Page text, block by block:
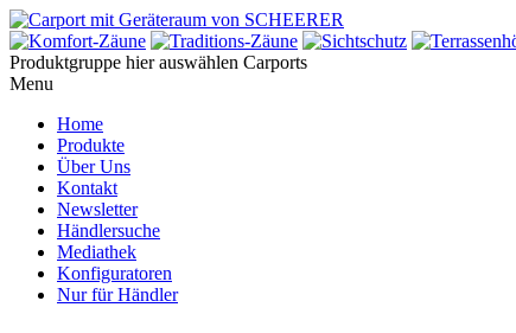
Produktgruppe hier auswählen Carports
Menu
Home
Produkte
Über Uns
Kontakt
Newsletter
Händlersuche
Mediathek
Konfiguratoren
Nur für Händler